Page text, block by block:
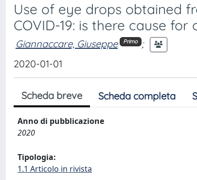
Use of eye drops obtained
COVID-19: is there cause
Giannaccare, Giuseppe Primo ;
2020-01-01
Scheda breve Scheda completa
Anno di pubblicazione
2020
Tipologia:
1.1 Articolo in rivista